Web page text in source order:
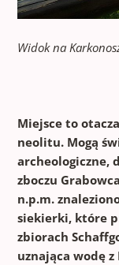
Widok na
Miejsce to
neolitu. Mogą
archeologiczne,
zboczu
n.p.m.
siekierki, które
zbiorach
uznająca wodę z